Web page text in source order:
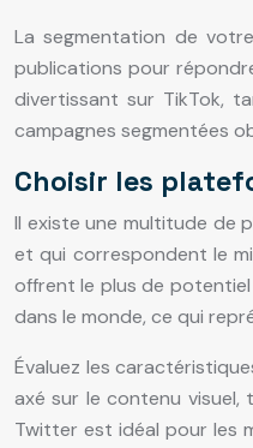
La segmentation de
publications pour
divertissant sur TikTok,
campagnes segmentées
Choisir les
Il existe une multitude de
et qui correspondent le
offrent le plus de
dans le monde, ce qui
Évaluez les
axé sur le contenu visuel,
Twitter est idéal pour les